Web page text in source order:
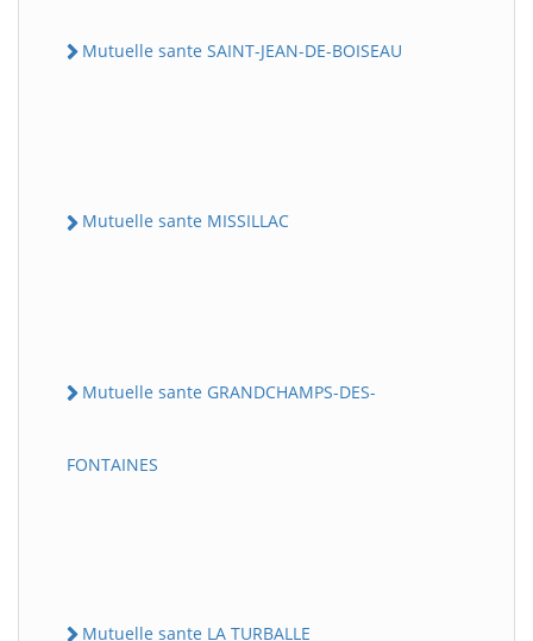
Mutuelle sante SAINT-JEAN-DE-BOISEAU
Mutuelle sante MISSILLAC
Mutuelle sante GRANDCHAMPS-DES-
FONTAINES
Mutuelle sante LA TURBALLE